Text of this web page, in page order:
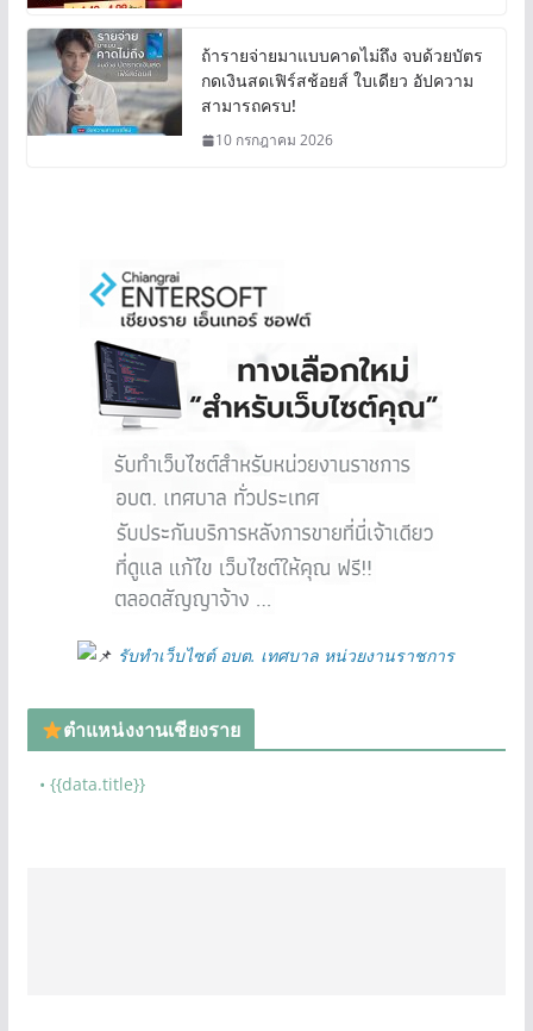
ถ้ารายจ่ายมาแบบคาดไม่ถึง จบด้วยบัตร
กดเงินสดเฟิร์สช้อยส์ ใบเดียว อัปความ
สามารถครบ!
10 กรกฎาคม 2026
รับทำเว็บไซต์ อบต. เทศบาล หน่วยงานราชการ
ตำแหน่งงานเชียงราย
• {{data.title}}